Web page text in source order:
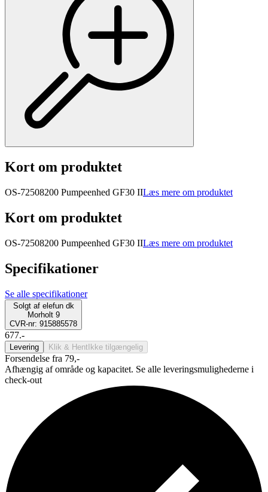
Kort om produktet
OS-72508200 Pumpeenhed GF30 IILæs mere om produktet
Kort om produktet
OS-72508200 Pumpeenhed GF30 IILæs mere om produktet
Specifikationer
Se alle specifikationer
Solgt af elefun dk
Morholt 9
CVR-nr: 915885578
677.-
Levering Klik & Hent Ikke tilgængelig
Forsendelse fra 79,-
Afhængig af område og kapacitet. Se alle leveringsmulighederne i
check-out